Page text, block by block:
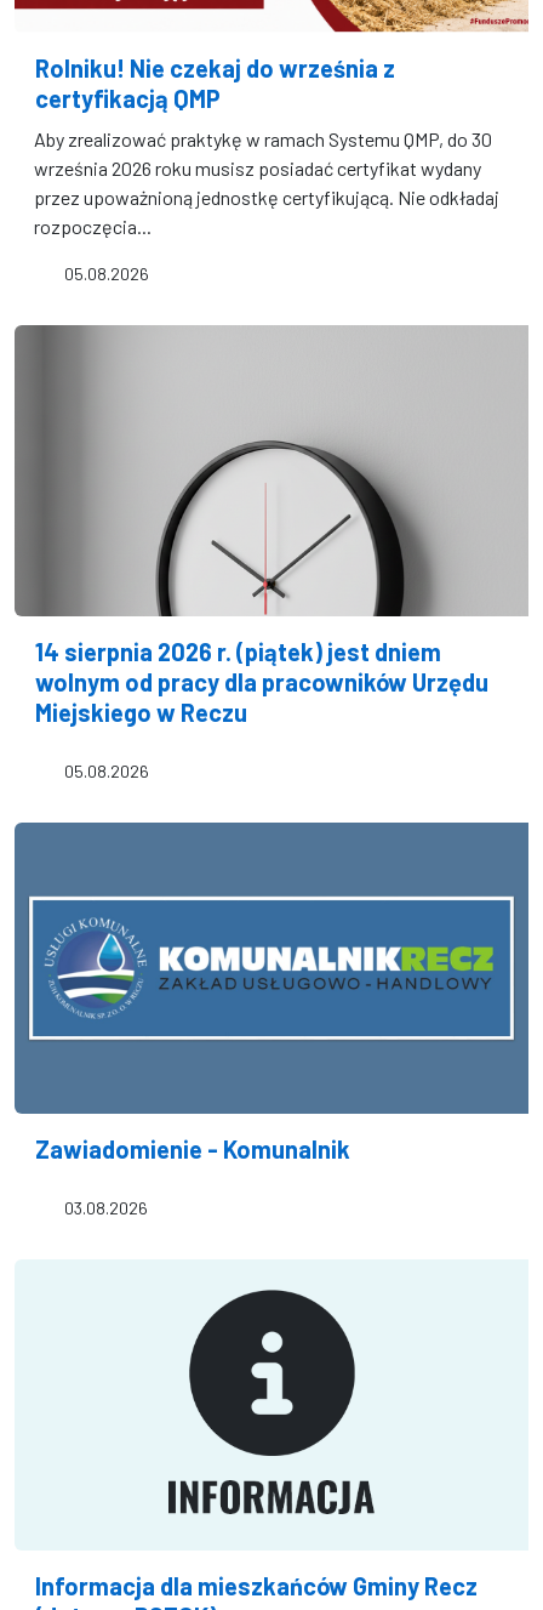
Rolniku! Nie czekaj do września z
certyfikacją QMP
Aby zrealizować praktykę w ramach Systemu QMP, do 30
września 2026 roku musisz posiadać certyfikat wydany
przez upoważnioną jednostkę certyfikującą. Nie odkładaj
rozpoczęcia...
05.08.2026
14 sierpnia 2026 r. (piątek) jest dniem
wolnym od pracy dla pracowników Urzędu
Miejskiego w Reczu
05.08.2026
Zawiadomienie - Komunalnik
03.08.2026
Informacja dla mieszkańców Gminy Recz